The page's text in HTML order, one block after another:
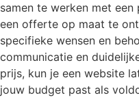
samen te werken met
een offerte op maat te
specifieke wensen en
communicatie en
prijs, kun je een website
jouw budget past als